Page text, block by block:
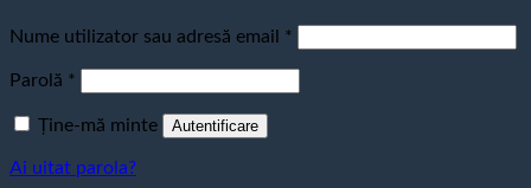
Nume utilizator sau adresă email *
Parolă *
Ține-mă minte Autentificare
Ai uitat parola?